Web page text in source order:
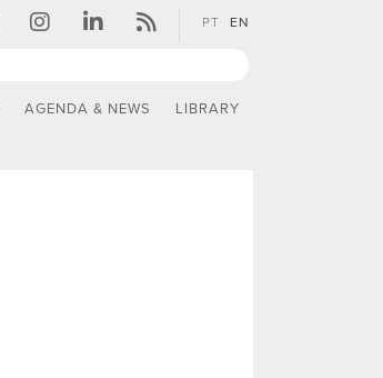
PT EN
AGENDA & NEWS LIBRARY